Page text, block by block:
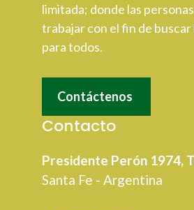
limitada; donde las
trabajar con el fin de
para todos.
Contáctenos
Contacto
Presidente Perón 1974,
Santa Fe - Argentina